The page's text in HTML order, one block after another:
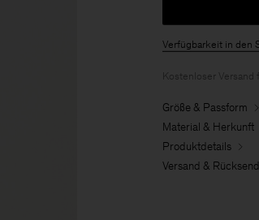
Verfügbarkeit in den
Kostenloser Versand
Größe & Passform
Material & Herkunft
Produktdetails
Versand &